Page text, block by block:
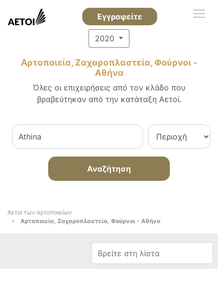
Εγγραφείτε
2020
Αρτοποιεία, Ζαχαροπλαστεία, Φούρνοι -
Αθήνα
Όλες οι επιχειρήσεις από τον κλάδο που
βραβεύτηκαν από την κατάταξη Αετοί.
Αναζήτηση
Αετοί των αρτοποιείων
Αρτοποιεία, Ζαχαροπλαστεία, Φούρνοι - Αθήνα